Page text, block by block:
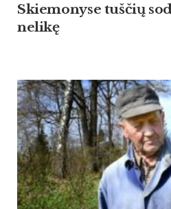
Skiemonyse tuščių
nelikę